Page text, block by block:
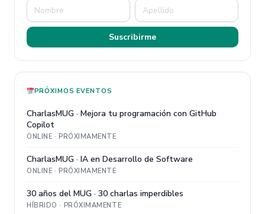
Suscribirme
PRÓXIMOS EVENTOS
CharlasMUG · Mejora tu programación con GitHub
Copilot
ONLINE · PRÓXIMAMENTE
CharlasMUG · IA en Desarrollo de Software
ONLINE · PRÓXIMAMENTE
30 años del MUG · 30 charlas imperdibles
HÍBRIDO · PRÓXIMAMENTE